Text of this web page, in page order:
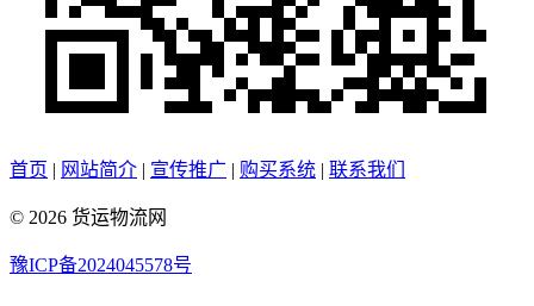
首页 | 网站简介 | 宣传推广 | 购买系统 | 联系我们
© 2026 货运物流网
豫ICP备2024045578号